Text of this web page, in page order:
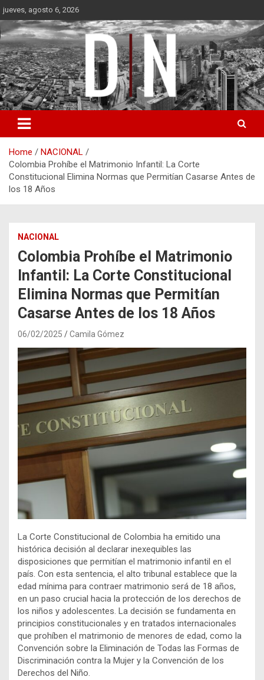
Skip
to
content
jueves, agosto 6, 2026
Diámetro Noticias
Home
NACIONAL
Colombia Prohíbe el Matrimonio Infantil: La Corte
Constitucional Elimina Normas que Permitían Casarse Antes de
los 18 Años
NACIONAL
Colombia Prohíbe el Matrimonio
Infantil: La Corte Constitucional
Elimina Normas que Permitían
Casarse Antes de los 18 Años
06/02/2025 Camila Gómez
La Corte Constitucional de Colombia ha emitido una
histórica decisión al declarar inexequibles las
disposiciones que permitían el matrimonio infantil en el
país. Con esta sentencia, el alto tribunal establece que la
edad mínima para contraer matrimonio será de 18 años,
en un paso crucial hacia la protección de los derechos de
los niños y adolescentes. La decisión se fundamenta en
principios constitucionales y en tratados internacionales
que prohíben el matrimonio de menores de edad, como la
Convención sobre la Eliminación de Todas las Formas de
Discriminación contra la Mujer y la Convención de los
Derechos del Niño.